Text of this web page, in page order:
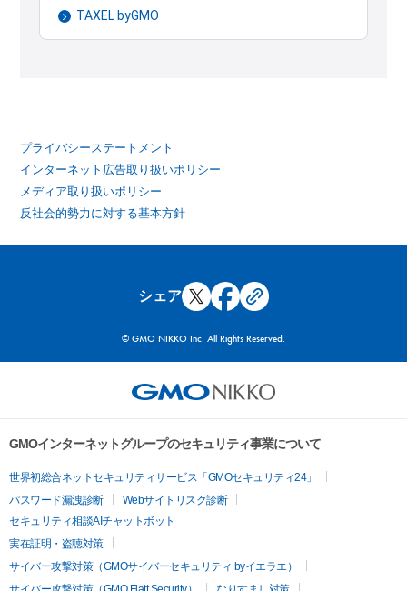
TAXEL byGMO
プライバシーステートメント
インターネット広告取り扱いポリシー
メディア取り扱いポリシー
反社会的勢力に対する基本方針
シェア
© GMO NIKKO Inc. All Rights Reserved.
GMOインターネットグループのセキュリティ事業について
世界初総合ネットセキュリティサービス「GMOセキュリティ24」
パスワード漏洩診断
Webサイトリスク診断
セキュリティ相談AIチャットボット
実在証明・盗聴対策
サイバー攻撃対策（GMOサイバーセキュリティ byイエラエ）